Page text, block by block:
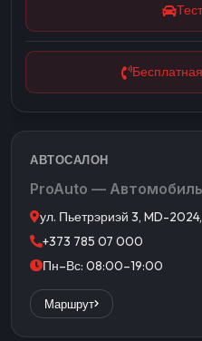
АВТОСАЛОН
ProAuto —
ул. Пьетрэриэй 3, MD-
+373 785 07 000
Пн–Вс: 08:00–19:00
Маршрут